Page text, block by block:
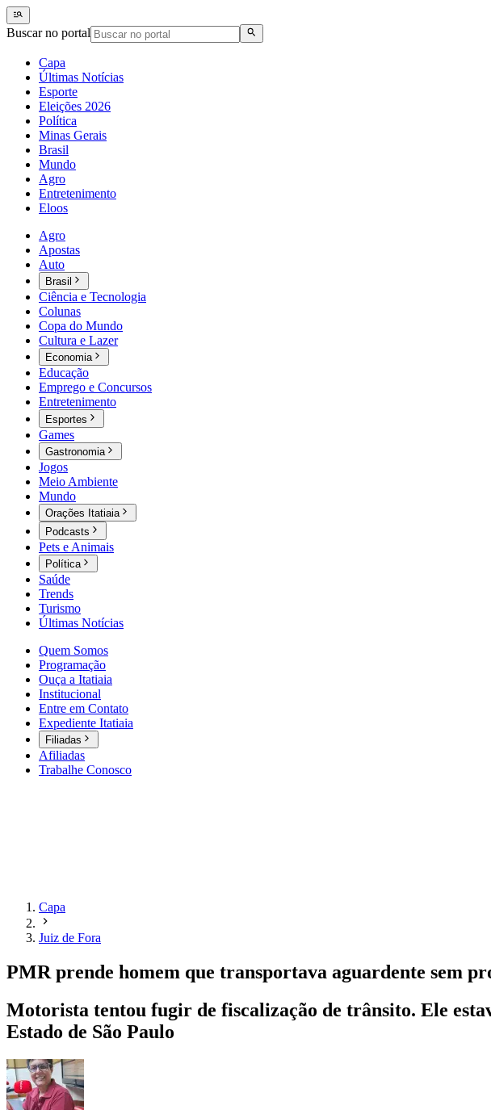
Buscar no portal
Capa
Últimas Notícias
Esporte
Eleições 2026
Política
Minas Gerais
Brasil
Mundo
Agro
Entretenimento
Eloos
Agro
Apostas
Auto
Brasil
Ciência e Tecnologia
Colunas
Copa do Mundo
Cultura e Lazer
Economia
Educação
Emprego e Concursos
Entretenimento
Esportes
Games
Gastronomia
Jogos
Meio Ambiente
Mundo
Orações Itatiaia
Podcasts
Pets e Animais
Política
Saúde
Trends
Turismo
Últimas Notícias
Quem Somos
Programação
Ouça a Itatiaia
Institucional
Entre em Contato
Expediente Itatiaia
Filiadas
Afiliadas
Trabalhe Conosco
Capa
Juiz de Fora
PMR prende homem que transportava aguardente sem
Motorista tentou fugir de fiscalização de trânsito. Ele
Estado de São Paulo